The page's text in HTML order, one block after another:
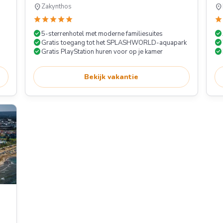
location_onZakynthos
starstarstarstarstar
check_circle5-sterrenhotel met moderne familiesuites
check_circleGratis toegang tot het SPLASHWORLD-aquapark
check_circleGratis PlayStation huren voor op je kamer
Bekijk vakantie
location_on
star
check_circle
check_circle
check_circle